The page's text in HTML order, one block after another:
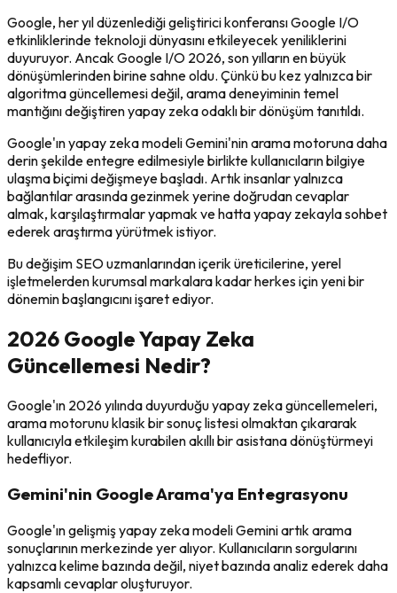
Google, her yıl düzenlediği geliştirici konferansı Google I/O
etkinliklerinde teknoloji dünyasını etkileyecek yeniliklerini
duyuruyor. Ancak Google I/O 2026, son yılların en büyük
dönüşümlerinden birine sahne oldu. Çünkü bu kez yalnızca bir
algoritma güncellemesi değil, arama deneyiminin temel
mantığını değiştiren yapay zeka odaklı bir dönüşüm tanıtıldı.
Google'ın yapay zeka modeli Gemini'nin arama motoruna daha
derin şekilde entegre edilmesiyle birlikte kullanıcıların bilgiye
ulaşma biçimi değişmeye başladı. Artık insanlar yalnızca
bağlantılar arasında gezinmek yerine doğrudan cevaplar
almak, karşılaştırmalar yapmak ve hatta yapay zekayla sohbet
ederek araştırma yürütmek istiyor.
Bu değişim SEO uzmanlarından içerik üreticilerine, yerel
işletmelerden kurumsal markalara kadar herkes için yeni bir
dönemin başlangıcını işaret ediyor.
2026 Google Yapay Zeka
Güncellemesi Nedir?
Google'ın 2026 yılında duyurduğu yapay zeka güncellemeleri,
arama motorunu klasik bir sonuç listesi olmaktan çıkararak
kullanıcıyla etkileşim kurabilen akıllı bir asistana dönüştürmeyi
hedefliyor.
Gemini'nin Google Arama'ya Entegrasyonu
Google'ın gelişmiş yapay zeka modeli Gemini artık arama
sonuçlarının merkezinde yer alıyor. Kullanıcıların sorgularını
yalnızca kelime bazında değil, niyet bazında analiz ederek daha
kapsamlı cevaplar oluşturuyor.